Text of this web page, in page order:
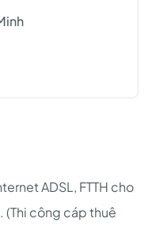
ADSL, FTTH cho
(Thi công cáp thuê